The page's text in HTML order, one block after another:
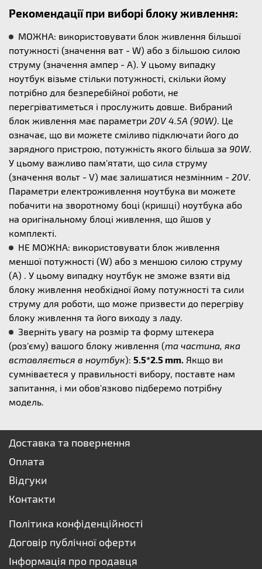
Рекомендації при виборі блоку живлення:
МОЖНА: використовувати блок живлення більшої
потужності (значення ват - W) або з більшою силою
струму (значення ампер - А). У цьому випадку
ноутбук візьме стільки потужності, скільки йому
потрібно для безперебійної роботи, не
перегріватиметься і прослужить довше. Вибраний
блок живлення має параметри 20V 4.5A (90W). Це
означає, що ви можете сміливо підключати його до
зарядного пристрою, потужність якого більша за 90W.
У цьому важливо пам'ятати, що сила струму
(значення вольт - V) має залишатися незмінним - 20V.
Параметри електроживлення ноутбука ви можете
побачити на зворотному боці (кришці) ноутбука або
на оригінальному блоці живлення, що йшов у
комплекті.
НЕ МОЖНА: використовувати блок живлення
меншої потужності (W) або з меншою силою струму
(А) . У цьому випадку ноутбук не зможе взяти від
блоку живлення необхідної йому потужності та сили
струму для роботи, що може призвести до перегріву
блоку живлення та його виходу з ладу.
Зверніть увагу на розмір та форму штекера
(роз'єму) вашого блоку живлення (та частина, яка
вставляється в ноутбук): 5.5*2.5 mm. Якщо ви
сумніваєтеся у правильності вибору, поставте нам
запитання, і ми обов'язково підберемо потрібну
модель.
Доставка та повернення
Оплата
Відгуки
Контакти
Політика конфіденційності
Договір публічної оферти
Інформація про продавця